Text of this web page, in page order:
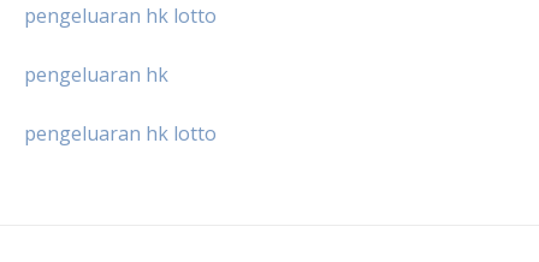
pengeluaran hk lotto
pengeluaran hk
pengeluaran hk lotto